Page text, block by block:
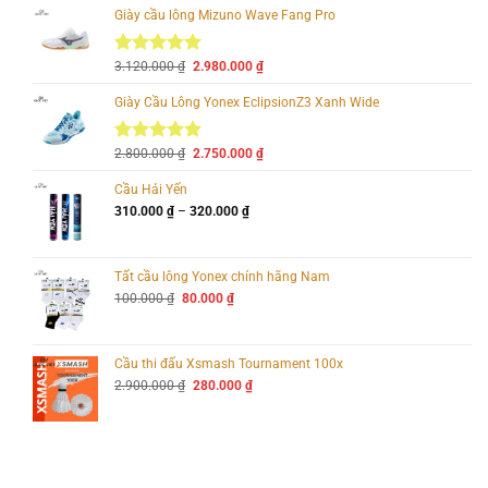
55.000 ₫.
Giày cầu lông Mizuno Wave Fang Pro
5.00trên 5
2
đánh giá
3.120.000₫ Giá
là:
2.980.000 ₫Giá
tại
Giày Cầu Lông Yonex EclipsionZ3 Xanh Wide
5.00trên 5
7
đánh giá
2.800.000₫ Giá
2.750.000 ₫Giá
Cầu Hải Yến
310.000₫ – 320.000₫Khoảng
đến
Tất cầu lông Yonex chính hãng Nam
100.000₫ Giá
80.000 ₫Giá
80.000 ₫.
Cầu thi đấu Xsmash Tournament 100x
2.900.000₫ Giá
280.000 ₫Giá